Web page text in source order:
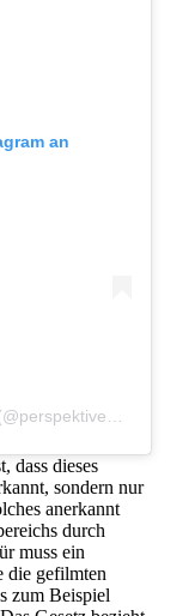
an
dass dieses
sondern nur
anerkannt
durch
muss ein
die gefilmten
zum Beispiel